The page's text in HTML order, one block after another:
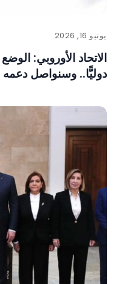
يونيو 16, 2026
الاتحاد الأوروبي:
دوليًّا.. وسنواصل